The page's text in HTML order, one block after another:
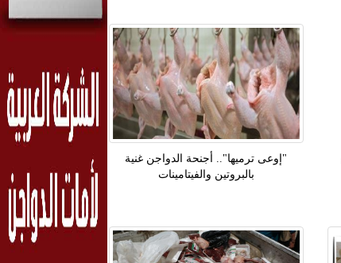
"إوعى ترميها".. أجنحة الدواجن غنية
بالبروتين والفيتامينات